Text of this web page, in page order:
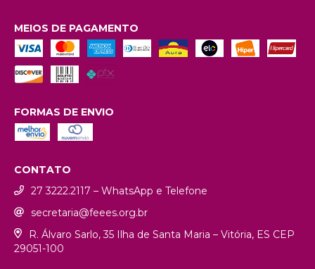
MEIOS DE PAGAMENTO
FORMAS DE ENVIO
CONTATO
27 3222.2117 – WhatsApp e Telefone
secretaria@feees.org.br
R. Álvaro Sarlo, 35 Ilha de Santa Maria – Vitória, ES CEP
29051-100